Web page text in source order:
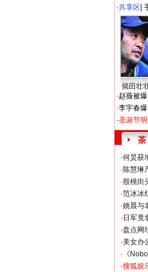
·共享区
揭田壮
·赵薇被
·李宇春
·圣诞节
茶
·何炅获
·陈慧琳
·殷桃街
·范冰冰
·姚晨与
· 日军竟
·盘点网
·美女办
· 《
·搜狐娱